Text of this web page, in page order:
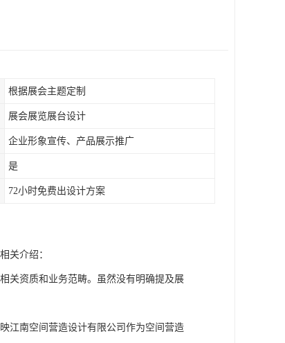
根据展会主题定制
展会展览展台设计
企业形象宣传、产品展示推广
是
72小时免费出设计方案
关介绍：
关资质和业务范畴。虽然没有明确提及展
江南空间营造设计有限公司作为空间营造